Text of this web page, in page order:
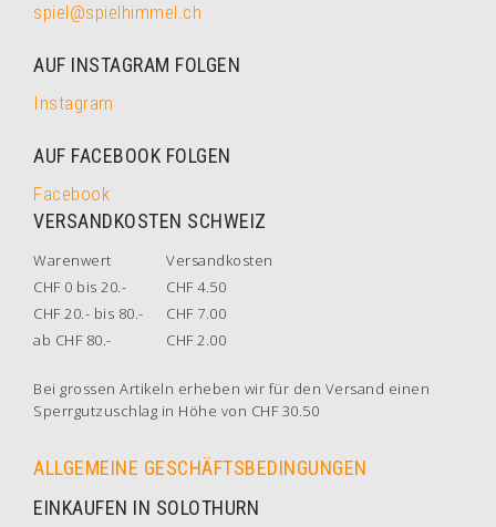
spiel@spielhimmel.ch
AUF INSTAGRAM FOLGEN
Instagram
AUF FACEBOOK FOLGEN
Facebook
VERSANDKOSTEN SCHWEIZ
Warenwert
Versandkosten
CHF 0 bis 20.-
CHF 4.50
CHF 20.- bis 80.-
CHF 7.00
ab CHF 80.-
CHF 2.00
Bei grossen Artikeln erheben wir für den Versand einen
Sperrgutzuschlag in Höhe von CHF 30.50
ALLGEMEINE GESCHÄFTSBEDINGUNGEN
EINKAUFEN IN SOLOTHURN